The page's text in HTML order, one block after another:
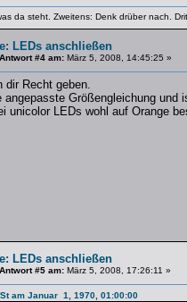
da steht. Zweitens: Denk drüber nach.
LEDs anschließen
Antwort #4 am: März 5, 2008, 14:45:25 »
dir Recht geben.
angepasste Größengleichung und
unicolor LEDs wohl auf Orange
LEDs anschließen
Antwort #5 am: März 5, 2008, 17:26:11 »
am Januar 1, 1970, 01:00:00